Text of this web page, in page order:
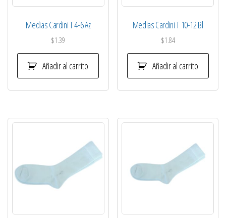
Medias Cardini T 4-6 Az
$1.39
Añadir al carrito
Medias Cardini T 10-12 Bl
$1.84
Añadir al carrito